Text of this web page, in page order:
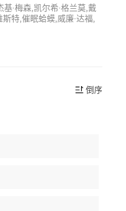
·梅森,凯尔希·格兰莫,戴
斯特,催眠蛤蟆,威廉·达福,
倒序